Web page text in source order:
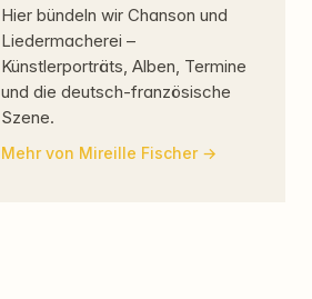
Hier bündeln wir Chanson und
Liedermacherei –
Künstlerporträts, Alben, Termine
und die deutsch-französische
Szene.
Mehr von Mireille Fischer